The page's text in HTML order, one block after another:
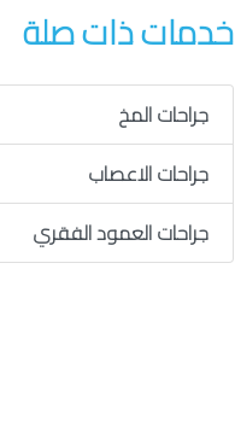
خدمات ذات صلة
جراحات المخ
جراحات الاعصاب
جراحات العمود الفقري